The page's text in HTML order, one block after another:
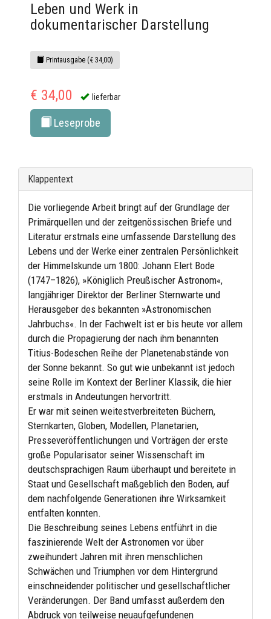
Leben und Werk in
dokumentarischer Darstellung
Printausgabe (€ 34,00)
€ 34,00 lieferbar
Leseprobe
Klappentext
Die vorliegende Arbeit bringt auf der Grundlage der
Primärquellen und der zeitgenössischen Briefe und
Literatur erstmals eine umfassende Darstellung des
Lebens und der Werke einer zentralen Persönlichkeit
der Himmelskunde um 1800: Johann Elert Bode
(1747–1826), »Königlich Preußischer Astronom«,
langjähriger Direktor der Berliner Sternwarte und
Herausgeber des bekannten »Astronomischen
Jahrbuchs«. In der Fachwelt ist er bis heute vor allem
durch die Propagierung der nach ihm benannten
Titius-Bodeschen Reihe der Planetenabstände von
der Sonne bekannt. So gut wie unbekannt ist jedoch
seine Rolle im Kontext der Berliner Klassik, die hier
erstmals in Andeutungen hervortritt.
Er war mit seinen weitestverbreiteten Büchern,
Sternkarten, Globen, Modellen, Planetarien,
Presseveröffentlichungen und Vorträgen der erste
große Popularisator seiner Wissenschaft im
deutschsprachigen Raum überhaupt und bereitete in
Staat und Gesellschaft maßgeblich den Boden, auf
dem nachfolgende Generationen ihre Wirksamkeit
entfalten konnten.
Die Beschreibung seines Lebens entführt in die
faszinierende Welt der Astronomen vor über
zweihundert Jahren mit ihren menschlichen
Schwächen und Triumphen vor dem Hintergrund
einschneidender politischer und gesellschaftlicher
Veränderungen. Der Band umfasst außerdem den
Abdruck von teilweise neuaufgefundenen